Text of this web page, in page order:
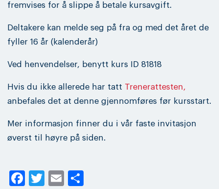
fremvises for å slippe å betale kursavgift.
Deltakere kan melde seg på fra og med det året de
fyller 16 år (kalenderår)
Ved henvendelser, benytt kurs ID 81818
Hvis du ikke allerede har tatt Trenerattesten,
anbefales det at denne gjennomføres før kursstart.
Mer informasjon finner du i vår faste invitasjon
øverst til høyre på siden.
Facebook
Twitter
Email